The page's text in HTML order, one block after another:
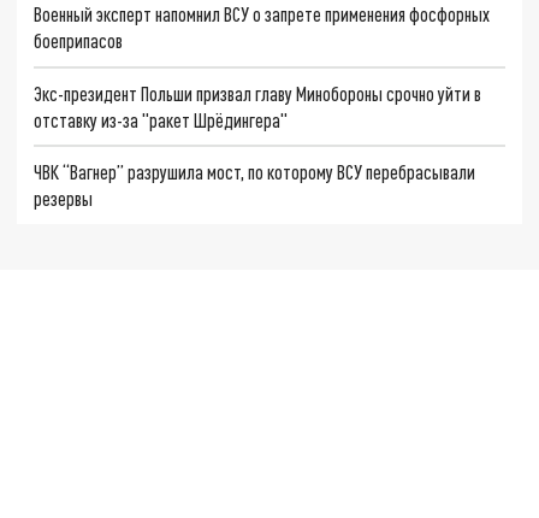
Военный эксперт напомнил ВСУ о запрете применения фосфорных
боеприпасов
Экс-президент Польши призвал главу Минобороны срочно уйти в
отставку из-за "ракет Шрёдингера"
ЧВК “Вагнер” разрушила мост, по которому ВСУ перебрасывали
резервы